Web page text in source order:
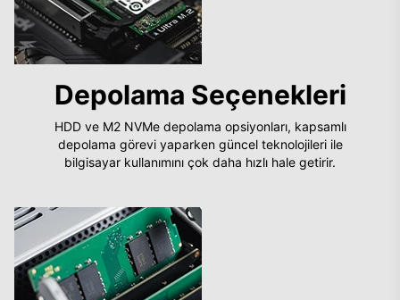
Depolama Seçenekleri
HDD ve M2 NVMe depolama opsiyonları, kapsamlı
depolama görevi yaparken güncel teknolojileri ile
bilgisayar kullanımını çok daha hızlı hale getirir.